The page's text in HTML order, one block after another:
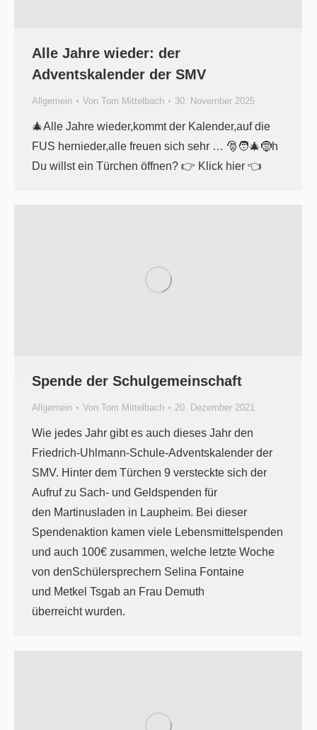
Alle Jahre wieder: der
Adventskalender der SMV
Allgemein Von Tom Mittelbach 30. November 2025
🎄Alle Jahre wieder,kommt der Kalender,auf die
FUS hernieder,alle freuen sich sehr … 🎅🧑‍🎄🤶h
Du willst ein Türchen öffnen? 👉 Klick hier 👈
Spende der Schulgemeinschaft
Allgemein Von Tom Mittelbach 20. Dezember 2021
Wie jedes Jahr gibt es auch dieses Jahr den
Friedrich-Uhlmann-Schule-Adventskalender der
SMV. Hinter dem Türchen 9 versteckte sich der
Aufruf zu Sach- und Geldspenden für
den Martinusladen in Laupheim. Bei dieser
Spendenaktion kamen viele Lebensmittelspenden
und auch 100€ zusammen, welche letzte Woche
von denSchülersprechern Selina Fontaine
und Metkel Tsgab an Frau Demuth
überreicht wurden.